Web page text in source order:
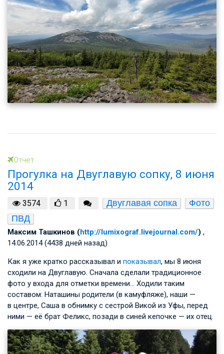
Отчет
Прогулка на Двуглавую сопку, 8 июня
2014
3574 1 Двуглавая сопка
Фото
ПВД
Максим Ташкинов (http://lumixograf.livejournal.com/) ,
14.06.2014 (4438 дней назад)
Как я уже кратко рассказывал и показывал, мы 8 июня
сходили на Двуглавую. Сначала сделали традиционное
фото у входа для отметки времени… Ходили таким
составом: Наташины родители (в камуфляже), наши —
в центре, Саша в обнимку с сестрой Викой из Уфы, перед
ними — её брат Феликс, позади в синей кепочке — их отец.